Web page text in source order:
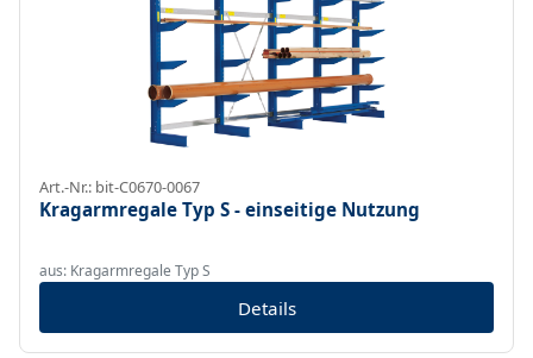
Art.-Nr.: bit-C0670-0067
Kragarmregale Typ S - einseitige Nutzung
aus: Kragarmregale Typ S
Details